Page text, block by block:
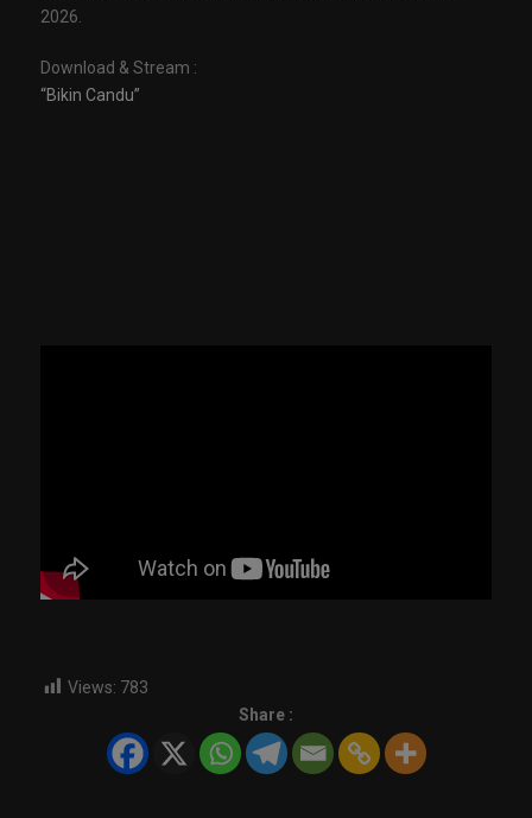
2026.
Download & Stream :
“Bikin Candu”
Views: 783
Share :